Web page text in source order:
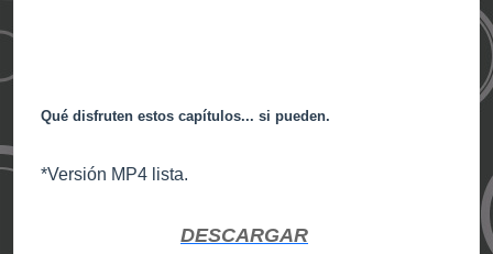
Qué disfruten estos capítulos... si pueden.
*Versión MP4 lista.
DESCARGAR